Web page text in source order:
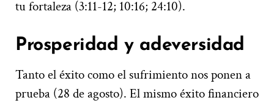
tu fortaleza (3:11-12; 10:16; 24:10).
Prosperidad y adeversidad
Tanto el éxito como el sufrimiento nos ponen a
prueba (28 de agosto). El mismo éxito financiero